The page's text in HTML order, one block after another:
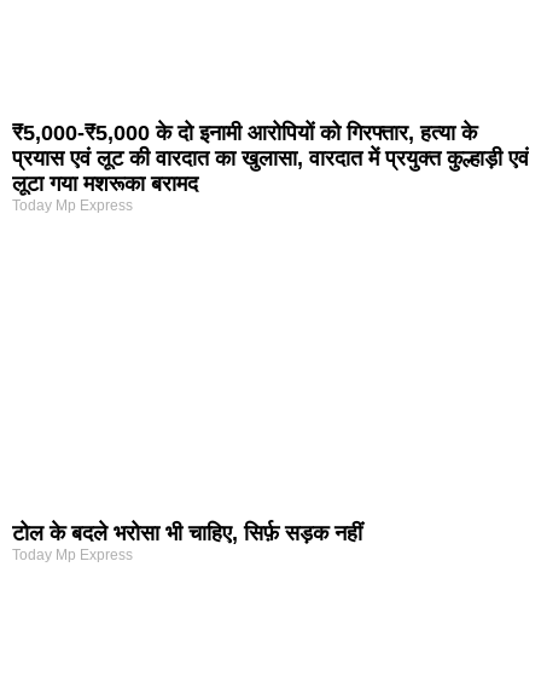
₹5,000-₹5,000 के दो इनामी आरोपियों को गिरफ्तार, हत्या के
प्रयास एवं लूट की वारदात का खुलासा, वारदात में प्रयुक्त कुल्हाड़ी एवं
लूटा गया मशरूका बरामद
Today Mp Express
टोल के बदले भरोसा भी चाहिए, सिर्फ़ सड़क नहीं
Today Mp Express